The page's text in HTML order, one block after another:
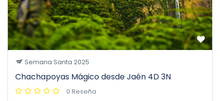
Semana Santa 2025
Chachapoyas Mágico desde Jaén 4D 3N
0 Reseña